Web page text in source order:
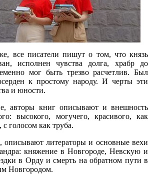
все писатели пишут о том, что князь
исполнен чувства долга, храбр до
мог быть трезво расчетлив. Был
к простому народу. И черты эти
и юности.
авторы книг описывают и внешность
высокого, могучего, красивого, как
голосом как труба.
описывают литераторы и основные вехи
княжение в Новгороде, Невскую и
в Орду и смерть на обратном пути в
Новгородом.